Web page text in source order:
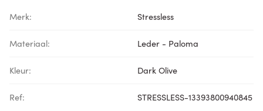
Merk: Stressless
Materiaal: Leder - Paloma
Kleur: Dark Olive
Ref: STRESSLESS-13393800940845